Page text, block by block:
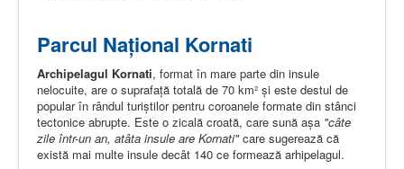
Parcul Naţional Kornati
Archipelagul Kornati, format în mare parte din insule
nelocuite, are o suprafaţă totală de 70 km² și este destul de
popular în rândul turiştilor pentru coroanele formate din stânci
tectonice abrupte. Este o zicală croată, care sună așa "câte
zile într-un an, atâta insule are Kornati"care sugerează că
există mai multe insule decât 140 ce formează arhipelagul.